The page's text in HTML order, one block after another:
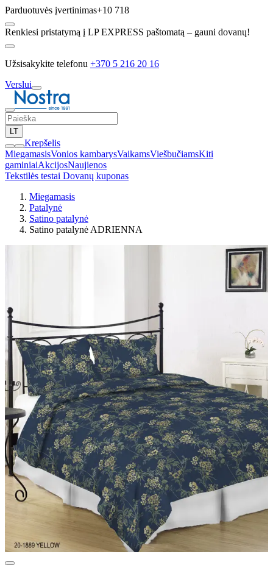
Parduotuvės įvertinimas+10 718
Renkiesi pristatymą į LP EXPRESS paštomatą – gauni dovanų!
Užsisakykite telefonu +370 5 216 20 16
Verslui
LT
Krepšelis
MiegamasisVonios kambarysVaikamsViešbučiamsKiti
gaminiaiAkcijosNaujienos
Tekstilės testai Dovanų kuponas
Miegamasis
Patalynė
Satino patalynė
Satino patalynė ADRIENNA